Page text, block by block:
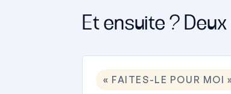
Et ensuite ?
« FAITES-LE POUR MOI